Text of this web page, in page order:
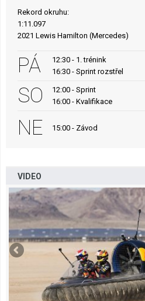
Rekord okruhu:
1:11.097
2021 Lewis Hamilton (Mercedes)
PÁ
12:30 - 1. trénink
16:30 - Sprint rozstřel
SO
12:00 - Sprint
16:00 - Kvalifikace
NE 15:00 - Závod
VIDEO